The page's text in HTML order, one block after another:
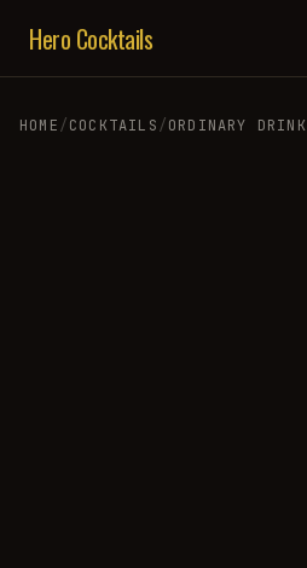
Hero Cocktails
HOME/COCKTAILS/ORDINARY DRINK